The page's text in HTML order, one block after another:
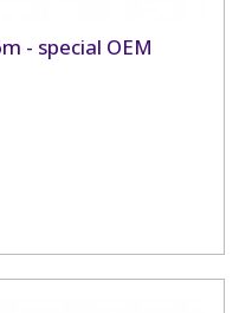
- special OEM